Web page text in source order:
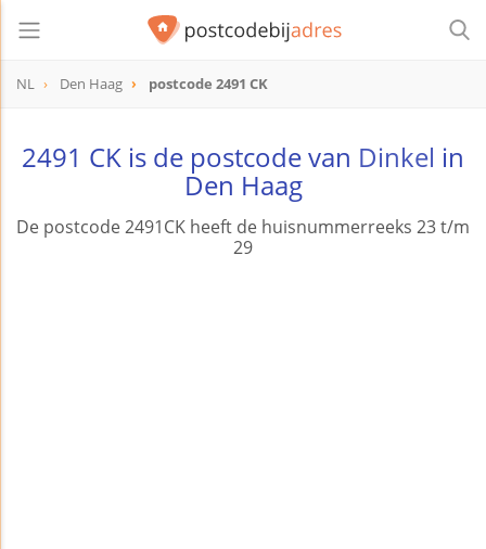
NL Den Haag postcode 2491 CK
2491 CK is de postcode van Dinkel in
Den Haag
De postcode 2491CK heeft de huisnummerreeks 23 t/m
29